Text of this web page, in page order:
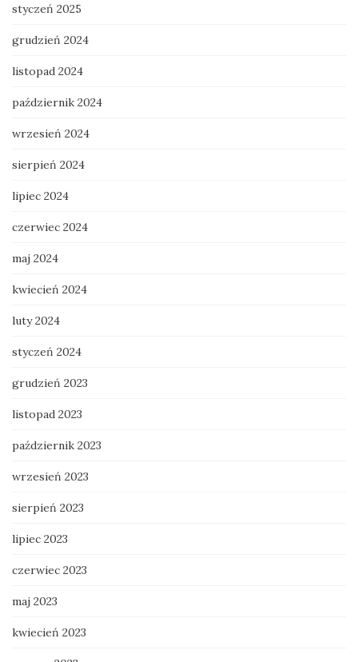
styczeń 2025
grudzień 2024
listopad 2024
październik 2024
wrzesień 2024
sierpień 2024
lipiec 2024
czerwiec 2024
maj 2024
kwiecień 2024
luty 2024
styczeń 2024
grudzień 2023
listopad 2023
październik 2023
wrzesień 2023
sierpień 2023
lipiec 2023
czerwiec 2023
maj 2023
kwiecień 2023